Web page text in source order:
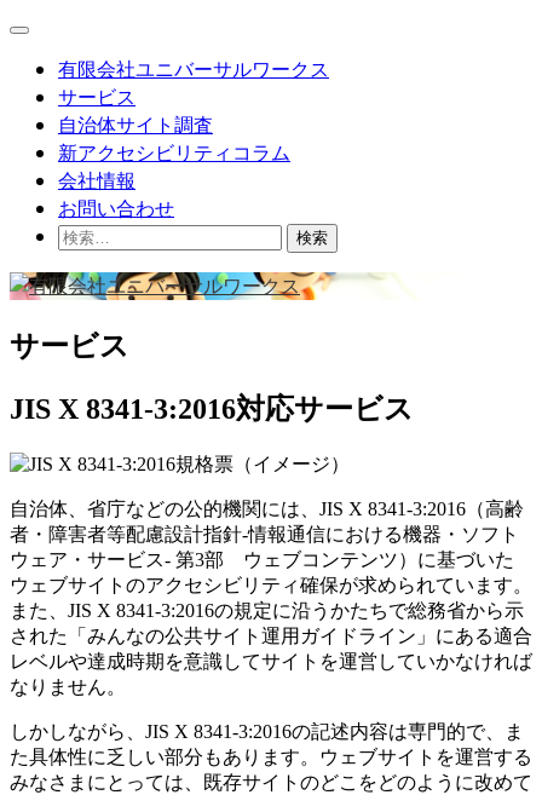
to
content
Main
有限会社ユニバーサルワークス
サービス
自治体サイト調査
新アクセシビリティコラム
会社情報
お問い合わせ
検
サービス
JIS X 8341-3:2016対応サービス
自治体、省庁などの公的機関には、JIS X 8341-3:2016（高齢
者・障害者等配慮設計指針-情報通信における機器・ソフト
ウェア・サービス- 第3部 ウェブコンテンツ）に基づいた
ウェブサイトのアクセシビリティ確保が求められています。
また、JIS X 8341-3:2016の規定に沿うかたちで総務省から示
された「みんなの公共サイト運用ガイドライン」にある適合
レベルや達成時期を意識してサイトを運営していかなければ
なりません。
しかしながら、JIS X 8341-3:2016の記述内容は専門的で、ま
た具体性に乏しい部分もあります。ウェブサイトを運営する
みなさまにとっては、既存サイトのどこをどのように改めて